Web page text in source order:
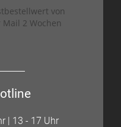
von
2 Wochen
| 13 - 17 Uhr